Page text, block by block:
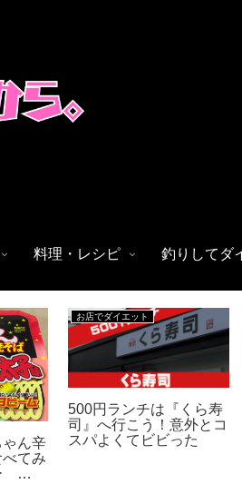
料理・レシピ 釣りしてダ
ゃん辛
てみ
お店でダイエット
500円ランチは『くら寿
司』へ行こう！意外とコ
スパよくてビビった